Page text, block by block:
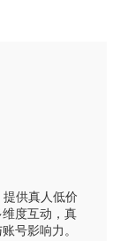
供真人低价
度互动，真
号影响力。